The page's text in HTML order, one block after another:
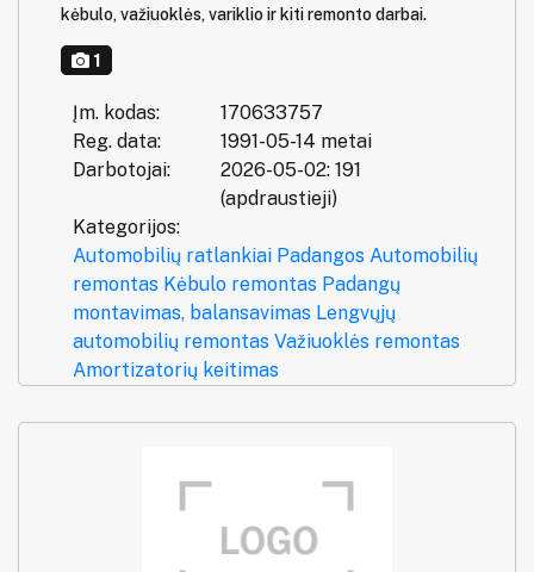
kėbulo, važiuoklės, variklio ir kiti remonto darbai.
1
Įm. kodas:
170633757
Reg. data:
1991-05-14 metai
Darbotojai:
2026-05-02: 191
(apdraustieji)
Kategorijos:
Automobilių ratlankiai Padangos Automobilių
remontas Kėbulo remontas Padangų
montavimas, balansavimas Lengvųjų
automobilių remontas Važiuoklės remontas
Amortizatorių keitimas